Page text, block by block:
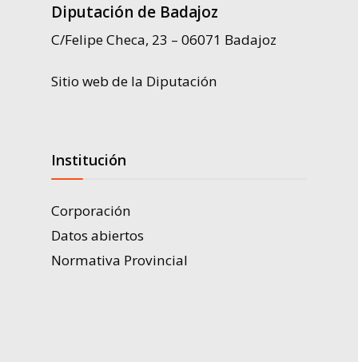
Diputación de Badajoz
C/Felipe Checa, 23 – 06071 Badajoz
Sitio web de la Diputación
Institución
Corporación
Datos abiertos
Normativa Provincial